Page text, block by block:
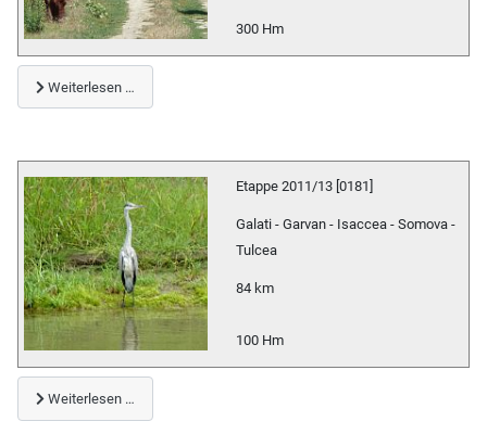
300 Hm
Weiterlesen …
Etappe 2011/13 [0181]
Galati - Garvan - Isaccea - Somova -
Tulcea
84 km
100 Hm
Weiterlesen …